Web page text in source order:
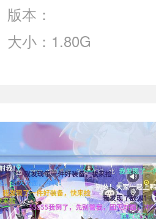
版本：
v1.0.36.140007
大小：1.80G